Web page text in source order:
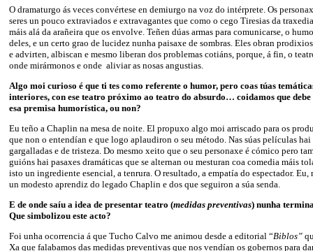
O dramaturgo ás veces convértese en demiurgo na voz do intérprete. Os
seres un pouco extraviados e extravagantes que como o cego Tiresias da
máis alá da arañeira que os envolve. Teñen dúas armas para comunicarse, o
deles, e un certo grao de lucidez nunha paisaxe de sombras. Eles obran
e advirten, albiscan e mesmo liberan dos problemas cotiáns, porque, á fin, o
onde mirármonos e onde aliviar as nosas angustias.
Algo moi curioso é que ti tes como referente o humor, pero coas túas
interiores, con ese teatro próximo ao teatro do absurdo… coidamos que
esa premisa humorística, ou non?
Eu teño a Chaplin na mesa de noite. El propuxo algo moi arriscado para os
que non o entendían e que logo aplaudiron o seu método. Nas súas películas hai
gargalladas e de tristeza. Do mesmo xeito que o seu personaxe é cómico pero
guións hai pasaxes dramáticas que se alternan ou mesturan coa comedia máis
isto un ingrediente esencial, a tenrura. O resultado, a empatía do espectador. Eu,
un modesto aprendiz do legado Chaplin e dos que seguiron a súa senda.
E de onde saíu a idea de presentar teatro (medidas preventivas) nunha
Que simbolizou este acto?
Foi unha ocorrencia á que Tucho Calvo me animou desde a editorial “Biblos”
Xa que falabamos das medidas preventivas que nos vendían os gobernos para